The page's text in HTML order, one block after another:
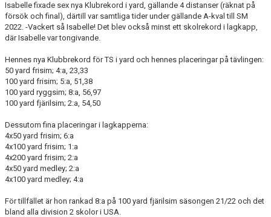
Isabelle fixade sex nya Klubrekord i yard, gällande 4 distanser (räknat på
försök och final), därtill var samtliga tider under gällande A-kval till SM
2022. -Vackert så Isabelle! Det blev också minst ett skolrekord i lagkapp,
där Isabelle var tongivande.
Hennes nya Klubbrekord för TS i yard och hennes placeringar på tävlingen:
50 yard frisim; 4:a, 23,33
100 yard frisim; 5:a, 51,38
100 yard ryggsim; 8:a, 56,97
100 yard fjärilsim; 2:a, 54,50
Dessutom fina placeringar i lagkapperna:
4x50 yard frisim; 6:a
4x100 yard frisim; 1:a
4x200 yard frisim; 2:a
4x50 yard medley; 2:a
4x100 yard medley; 4:a
För tillfället är hon rankad 8:a på 100 yard fjärilsim säsongen 21/22 och det
bland alla division 2 skolor i USA.